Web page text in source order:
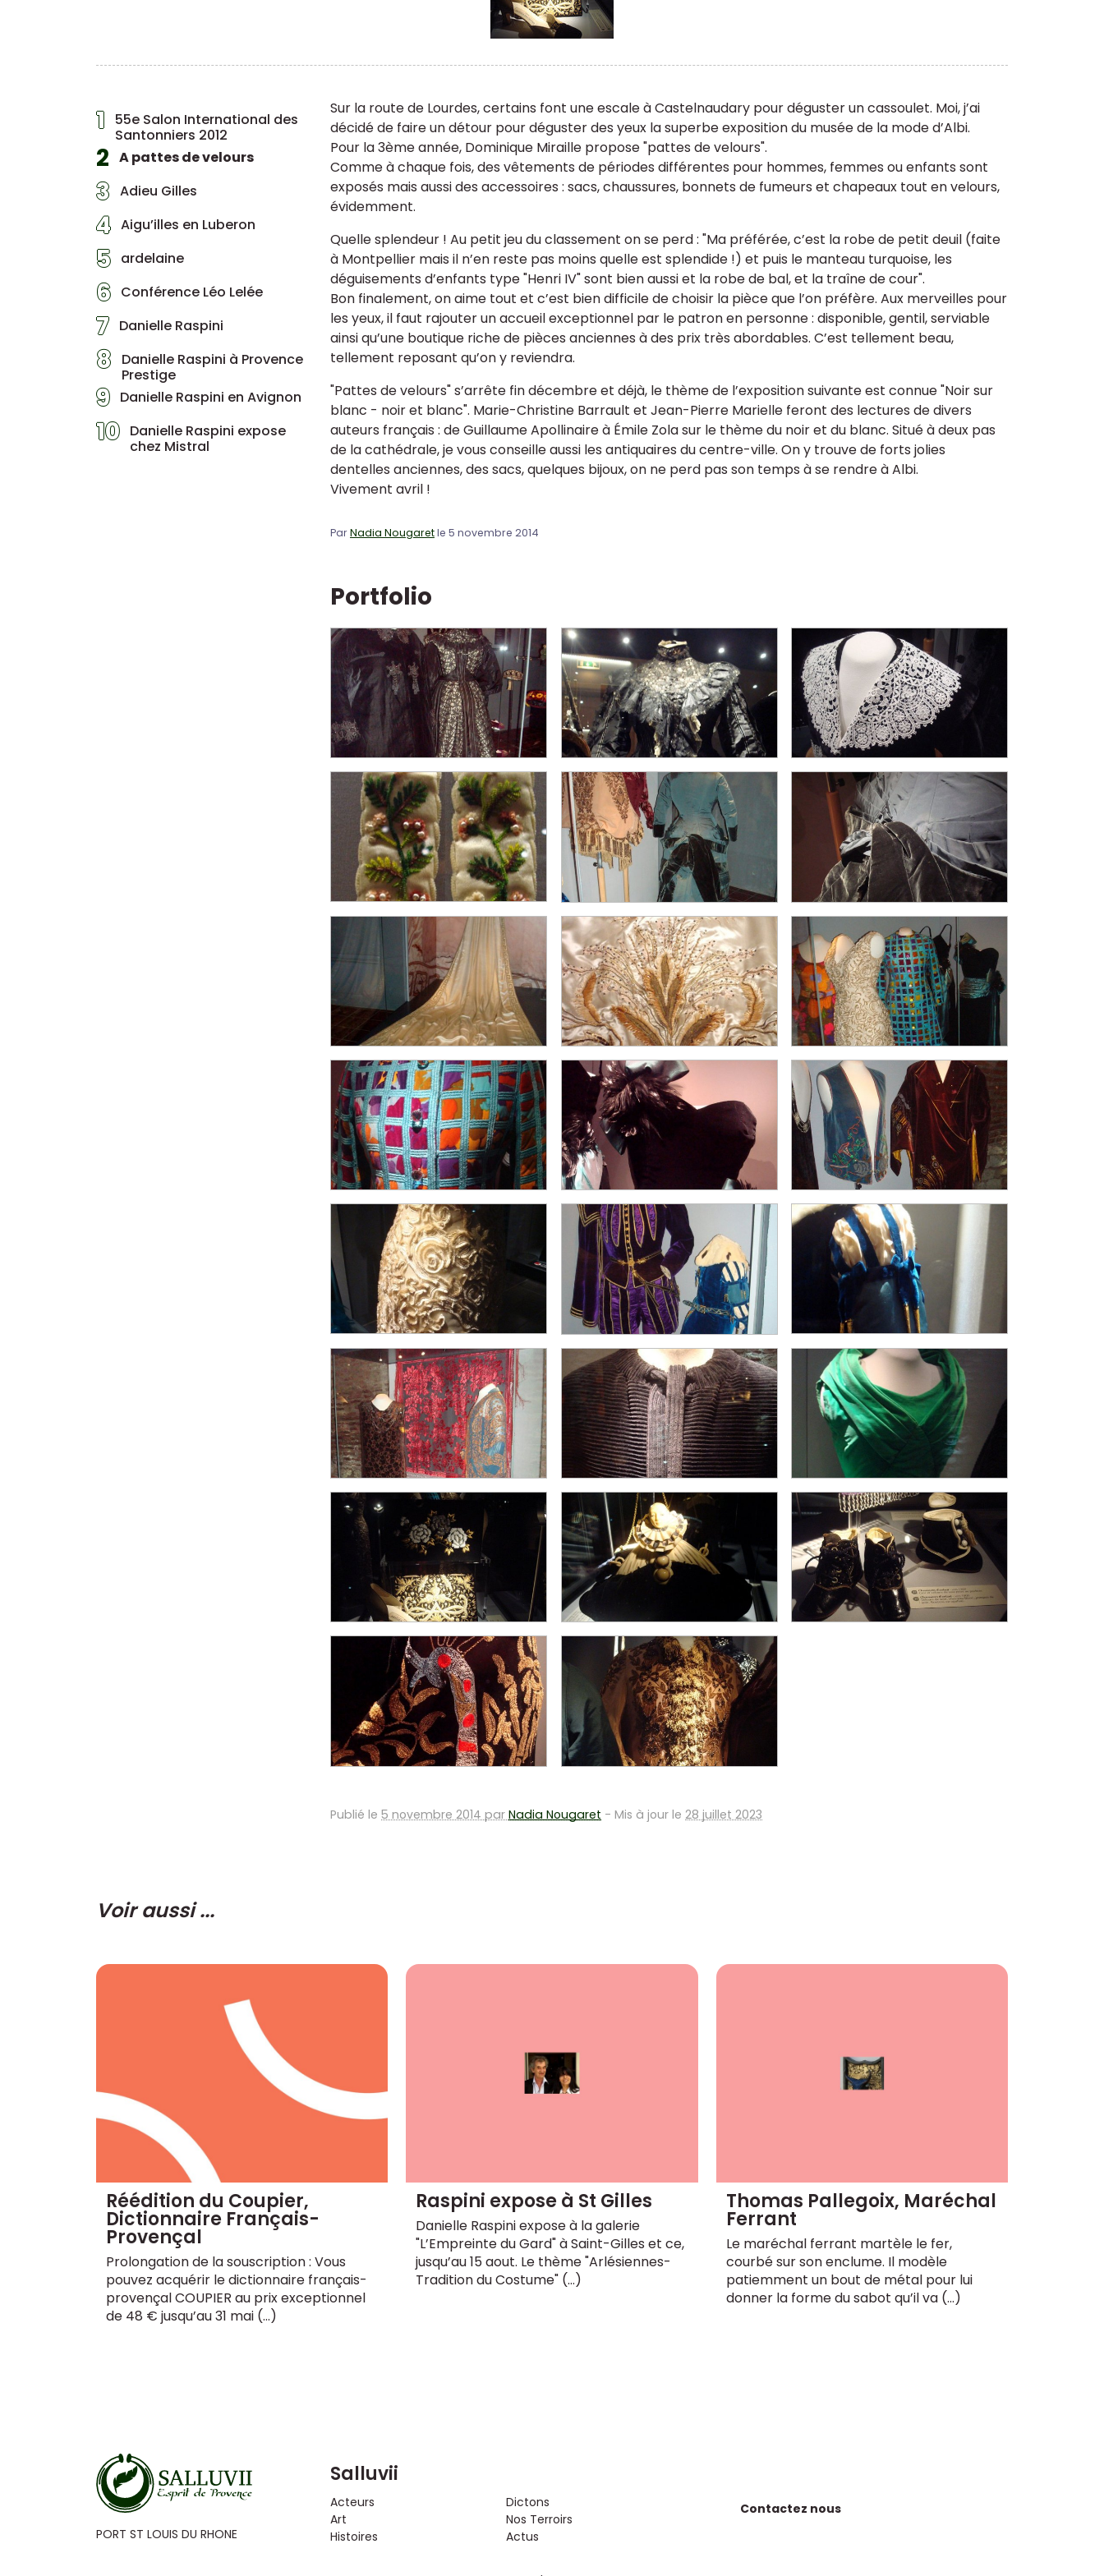
1
55e Salon International des
Santonniers 2012
2 A pattes de velours
3 Adieu Gilles
4 Aigu’illes en Luberon
5 ardelaine
6 Conférence Léo Lelée
7 Danielle Raspini
8
Danielle Raspini à Provence
Prestige
9 Danielle Raspini en Avignon
10 Danielle Raspini expose
chez Mistral
Sur la route de Lourdes, certains font une escale à Castelnaudary pour déguster un cassoulet. Moi, j’ai
décidé de faire un détour pour déguster des yeux la superbe exposition du musée de la mode d’Albi.
Pour la 3ème année, Dominique Miraille propose "pattes de velours".
Comme à chaque fois, des vêtements de périodes différentes pour hommes, femmes ou enfants sont
exposés mais aussi des accessoires : sacs, chaussures, bonnets de fumeurs et chapeaux tout en velours,
évidemment.
Quelle splendeur ! Au petit jeu du classement on se perd : "Ma préférée, c’est la robe de petit deuil (faite
à Montpellier mais il n’en reste pas moins quelle est splendide !) et puis le manteau turquoise, les
déguisements d’enfants type "Henri IV" sont bien aussi et la robe de bal, et la traîne de cour".
Bon finalement, on aime tout et c’est bien difficile de choisir la pièce que l’on préfère. Aux merveilles pour
les yeux, il faut rajouter un accueil exceptionnel par le patron en personne : disponible, gentil, serviable
ainsi qu’une boutique riche de pièces anciennes à des prix très abordables. C’est tellement beau,
tellement reposant qu’on y reviendra.
"Pattes de velours" s’arrête fin décembre et déjà, le thème de l’exposition suivante est connue "Noir sur
blanc - noir et blanc". Marie-Christine Barrault et Jean-Pierre Marielle feront des lectures de divers
auteurs français : de Guillaume Apollinaire à Émile Zola sur le thème du noir et du blanc. Situé à deux pas
de la cathédrale, je vous conseille aussi les antiquaires du centre-ville. On y trouve de forts jolies
dentelles anciennes, des sacs, quelques bijoux, on ne perd pas son temps à se rendre à Albi.
Vivement avril !
ParNadia Nougaretle 5 novembre 2014
Portfolio
Publié le 5 novembre 2014 par Nadia Nougaret - Mis à jour le 28 juillet 2023
Voir aussi ...
Réédition du Coupier,
Dictionnaire Français-
Provençal
Prolongation de la souscription : Vous
pouvez acquérir le dictionnaire français-
provençal COUPIER au prix exceptionnel
de 48 € jusqu’au 31 mai (…)
Raspini expose à St Gilles
Danielle Raspini expose à la galerie
"L’Empreinte du Gard" à Saint-Gilles et ce,
jusqu’au 15 aout. Le thème "Arlésiennes-
Tradition du Costume" (…)
Thomas Pallegoix, Maréchal
Ferrant
Le maréchal ferrant martèle le fer,
courbé sur son enclume. Il modèle
patiemment un bout de métal pour lui
donner la forme du sabot qu’il va (…)
PORT ST LOUIS DU RHONE
Salluvii
Acteurs
Art
Histoires
Dictons
Nos Terroirs
Actus
Contactez nous